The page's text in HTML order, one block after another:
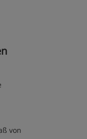
von